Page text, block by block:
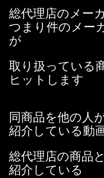
総代理店のメー
つまり件のメー
が
取り扱っている
ヒットします
同商品を他の人
紹介している動
総代理店の商品
紹介している